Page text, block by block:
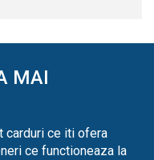
MAI
carduri ce iti ofera
ce functioneaza la